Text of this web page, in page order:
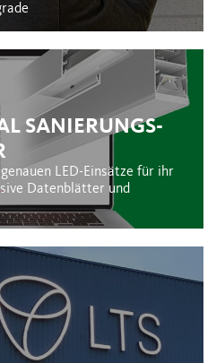
SANIERUNGS-
LED-Einsätze für ihr
Datenblätter und